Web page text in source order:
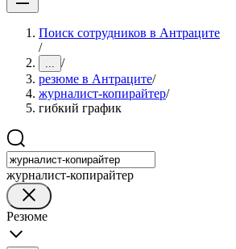
Поиск сотрудников в Антраците
/
... /
резюме в Антраците/
журналист-копирайтер/
гибкий график
журналист-копирайтер
Резюме